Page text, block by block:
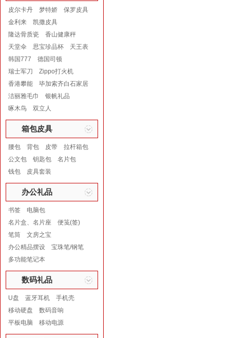
皮尔卡丹 梦特娇
保罗皮具
金利来
凯撒皮具
隆达骨质瓷
香山健康秤
天堂伞
思宝珍品杯
天王表
韩国777
德国司顿
瑞士军刀
Zippo打火机
香港攀能
毕加索齐白石家居
洁丽雅毛巾
银帆礼品
啄木鸟
双立人
箱包皮具
腰包 背包 皮带
拉杆箱包
公文包
钥匙包
名片包
钱包
皮具套装
办公礼品
书签
电脑包
名片盒、名片座
便笺(签)
笔筒
文房之宝
办公精品摆设
宝珠笔/钢笔
多功能笔记本
数码礼品
U盘 蓝牙耳机
手机壳
移动硬盘
数码音响
平板电脑
移动电源